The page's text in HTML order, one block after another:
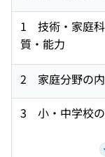
1 技術・家庭
質・能力
2 家庭分野の内
3 小・中学校